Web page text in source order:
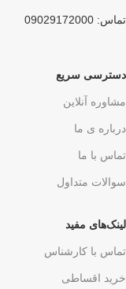
تماس: 09029172000
دسترسی سریع
مشاوره آنلاین
درباره ی ما
تماس با ما
سوالات متداول
لینک‌های مفید
تماس با کارشناس
خرید اقساطی